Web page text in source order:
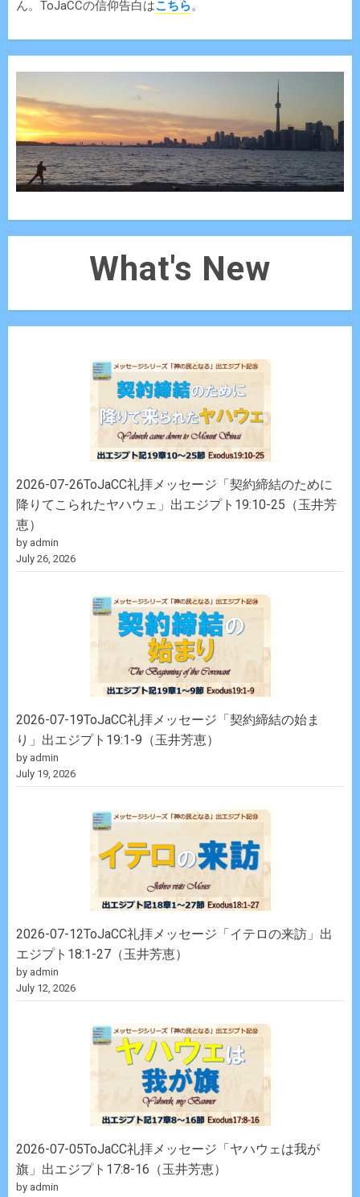
ん。ToJaCCの信仰告白はこちら。
What's New
2026-07-26ToJaCC礼拝メッセージ「契約締結のために
降りてこられたヤハウェ」出エジプト19:10-25（玉井芳
恵）
by admin
July 26, 2026
2026-07-19ToJaCC礼拝メッセージ「契約締結の始ま
り」出エジプト19:1-9（玉井芳恵）
by admin
July 19, 2026
2026-07-12ToJaCC礼拝メッセージ「イテロの来訪」出
エジプト18:1-27（玉井芳恵）
by admin
July 12, 2026
2026-07-05ToJaCC礼拝メッセージ「ヤハウェは我が
旗」出エジプト17:8-16（玉井芳恵）
by admin